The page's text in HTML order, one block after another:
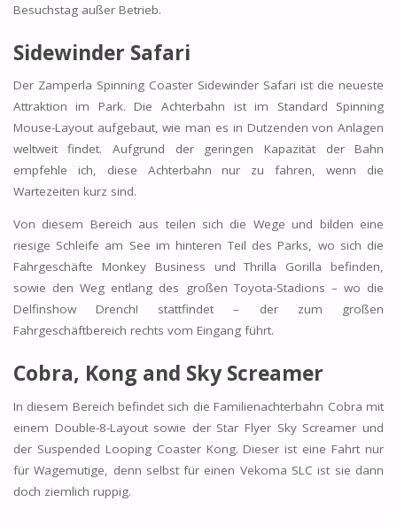
Besuchstag außer Betrieb.
Sidewinder Safari
Der Zamperla Spinning Coaster Sidewinder Safari ist die neueste
Attraktion im Park. Die Achterbahn ist im Standard Spinning
Mouse-Layout aufgebaut, wie man es in Dutzenden von Anlagen
weltweit findet. Aufgrund der geringen Kapazität der Bahn
empfehle ich, diese Achterbahn nur zu fahren, wenn die
Wartezeiten kurz sind.
Von diesem Bereich aus teilen sich die Wege und bilden eine
riesige Schleife am See im hinteren Teil des Parks, wo sich die
Fahrgeschäfte Monkey Business undThrilla Gorilla befinden,
sowie den Weg entlang des großen Toyota-Stadions – wo die
Delfinshow Drench! stattfindet – der zum großen
Fahrgeschäftbereich rechts vom Eingang führt.
Cobra, Kong and Sky Screamer
In diesem Bereich befindet sich die Familienachterbahn Cobra mit
einem Double-8-Layout sowie der Star Flyer Sky Screamer und
der Suspended Looping Coaster Kong. Dieser ist eine Fahrt nur
für Wagemutige, denn selbst für einen Vekoma SLC ist sie dann
doch ziemlich ruppig.